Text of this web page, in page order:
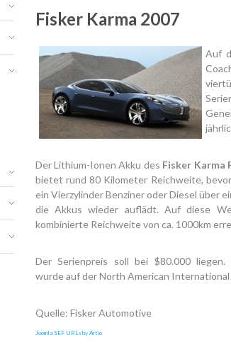
Fisker Karma 2007
Auf
Der Lithium-Ionen Akku des Fisker Karma
bietet rund 80 Kilometer Reichweite,
ein Vierzylinder Benziner oder Diesel über
die Akkus wieder auflädt. Auf diese
kombinierte Reichweite von ca. 1000km
Der Serienpreis soll bei $80.000 liegen.
wurde auf der North American
Quelle: Fisker Automotive
Joomla SEF URLs by Artio